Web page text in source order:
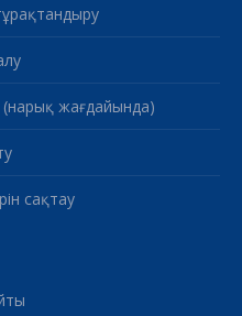
(нарық жағдайында)
сақтау